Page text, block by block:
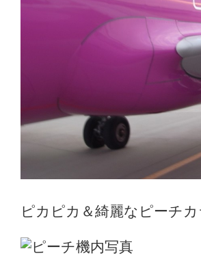
ピカピカ＆綺麗なピーチカ